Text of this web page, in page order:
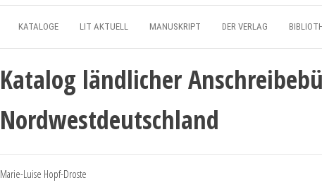
KATALOGE LIT AKTUELL MANUSKRIPT DER VERLAG
Katalog ländlicher
Nordwestdeutschland
Marie-Luise Hopf-Droste